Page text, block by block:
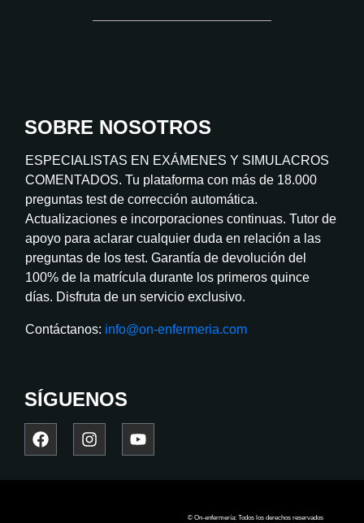
SOBRE NOSOTROS
ESPECIALISTAS EN EXÁMENES Y SIMULACROS
COMENTADOS. Tu plataforma con más de 18.000
preguntas test de corrección automática.
Actualizaciones e incorporaciones continuas. Tutor de
apoyo para aclarar cualquier duda en relación a las
preguntas de los test. Garantía de devolución del
100% de la matrícula durante los primeros quince
días. Disfruta de un servicio exclusivo.
Contáctanos: info@on-enfermeria.com
SÍGUENOS
© On-enfermería: Todos los derechos reservados